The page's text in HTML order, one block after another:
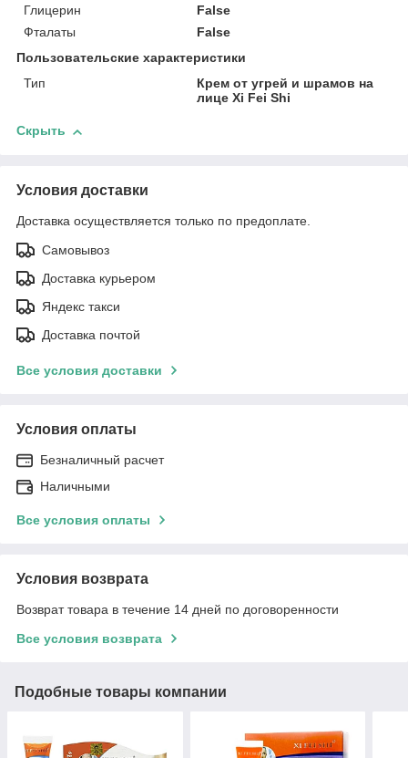
Глицерин
False
Фталаты
False
Пользовательские характеристики
Тип
Крем от угрей и шрамов на
лице Xi Fei Shi
Скрыть
Условия доставки
Доставка осуществляется только по предоплате.
Самовывоз
Доставка курьером
Яндекс такси
Доставка почтой
Все условия доставки
Условия оплаты
Безналичный расчет
Наличными
Все условия оплаты
Условия возврата
Возврат товара в течение 14 дней по договоренности
Все условия возврата
Подобные товары компании